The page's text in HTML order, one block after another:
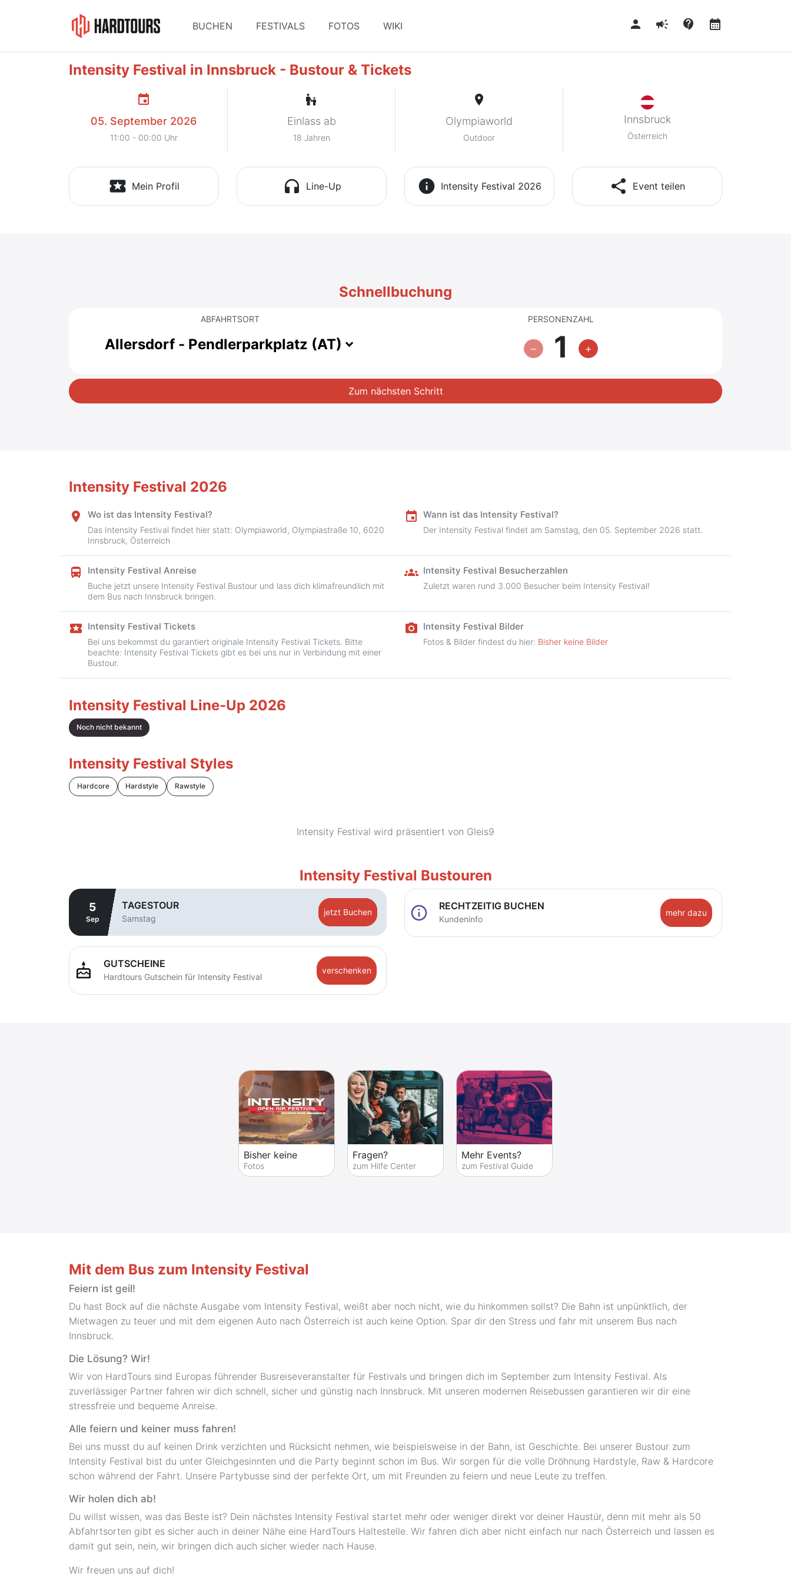
BUCHEN FESTIVALS FOTOS WIKI person campaign contact_support calendar_month
Intensity Festival in Innsbruck - Bustour & Tickets
event
05. September 2026
11:00 - 00:00 Uhr
escalator_warning
Einlass ab
18 Jahren
place
Olympiaworld
Outdoor
Innsbruck
Österreich
local_activity Mein Profil headphones Line-Up info Intensity Festival 2026 share Event teilen
Schnellbuchung
ABFAHRTSORT
Allersdorf - Pendlerparkplatz (AT)
PERSONENZAHL
1
Zum nächsten Schritt
Intensity Festival Line-Up 2026
Noch nicht bekannt
Intensity Festival Styles
Hardcore Hardstyle Rawstyle
Intensity Festival wird präsentiert von Gleis9
Intensity Festival 2026
place Wo ist das Intensity Festival?
Das Intensity Festival findet hier statt: Olympiaworld, Olympiastraße 10, 6020
Innsbruck, Österreich
event Wann ist das Intensity Festival?
Der Intensity Festival findet am Samstag, den 05. September 2026 statt.
directions_bus Intensity Festival Anreise
Buche jetzt unsere Intensity Festival Bustour und lass dich klimafreundlich mit
dem Bus nach Innsbruck bringen.
groups Intensity Festival Besucherzahlen
Zuletzt waren rund 3.000 Besucher beim Intensity Festival!
local_activity Intensity Festival Tickets
Bei uns bekommst du garantiert originale Intensity Festival Tickets. Bitte
beachte: Intensity Festival Tickets gibt es bei uns nur in Verbindung mit einer
Bustour.
camera_alt Intensity Festival Bilder
Fotos & Bilder findest du hier: Bisher keine Bilder
Intensity Festival Bustouren
5
Sep
TAGESTOUR
Samstag
jetzt Buchen info RECHTZEITIG BUCHEN
Kundeninfo
mehr dazu
cake GUTSCHEINE
Hardtours Gutschein für Intensity Festival
verschenken
Bisher keine
Fotos
Fragen?
zum Hilfe Center
Mehr Events?
zum Festival Guide
Mit dem Bus zum Intensity Festival
Feiern ist geil!
Du hast Bock auf die nächste Ausgabe vom Intensity Festival, weißt aber noch nicht, wie du hinkommen sollst? Die Bahn ist unpünktlich, der
Mietwagen zu teuer und mit dem eigenen Auto nach Österreich ist auch keine Option. Spar dir den Stress und fahr mit unserem Bus nach
Innsbruck.
Die Lösung? Wir!
Wir von HardTours sind Europas führender Busreiseveranstalter für Festivals und bringen dich im September zum Intensity Festival. Als
zuverlässiger Partner fahren wir dich schnell, sicher und günstig nach Innsbruck. Mit unseren modernen Reisebussen garantieren wir dir eine
stressfreie und bequeme Anreise.
Alle feiern und keiner muss fahren!
Bei uns musst du auf keinen Drink verzichten und Rücksicht nehmen, wie beispielsweise in der Bahn, ist Geschichte. Bei unserer Bustour zum
Intensity Festival bist du unter Gleichgesinnten und die Party beginnt schon im Bus. Wir sorgen für die volle Dröhnung Hardstyle, Raw & Hardcore
schon während der Fahrt. Unsere Partybusse sind der perfekte Ort, um mit Freunden zu feiern und neue Leute zu treffen.
Wir holen dich ab!
Du willst wissen, was das Beste ist? Dein nächstes Intensity Festival startet mehr oder weniger direkt vor deiner Haustür, denn mit mehr als 50
Abfahrtsorten gibt es sicher auch in deiner Nähe eine HardTours Haltestelle. Wir fahren dich aber nicht einfach nur nach Österreich und lassen es
damit gut sein, nein, wir bringen dich auch sicher wieder nach Hause.
Wir freuen uns auf dich!